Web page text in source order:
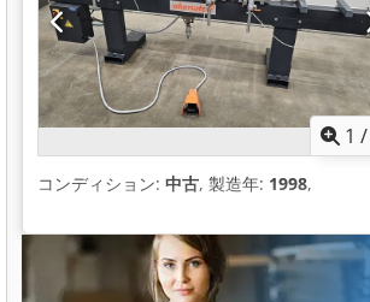
1 /
コンディション: 中古, 製造年: 1998,